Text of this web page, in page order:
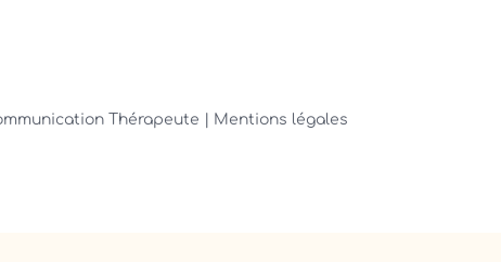
Thérapeute | Mentions légales